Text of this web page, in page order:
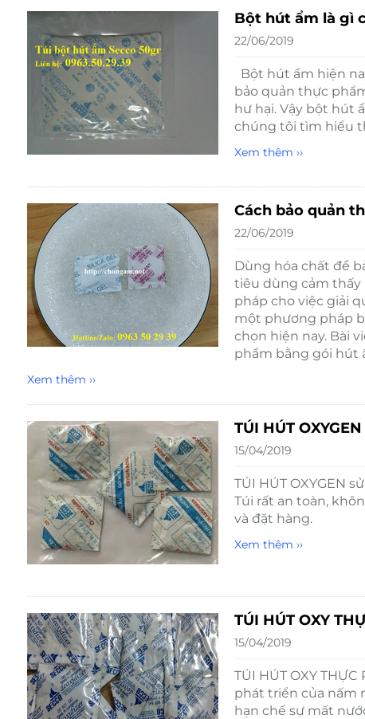
Bột hút ẩm là gì
22/06/2019
Bột hút ẩm hiện
bảo quản thực
hư hại. Vậy bột hút
chúng tôi tìm hiểu
Xem thêm ››
Cách bảo quản
22/06/2019
Dùng hóa chất để
tiêu dùng cảm thấy
pháp cho việc giải
một phương pháp
chọn hiện nay. Bài
phẩm bằng gói hút
Xem thêm ››
TÚI HÚT OXYGEN
15/04/2019
TÚI HÚT OXYGEN
Túi rất an toàn,
và đặt hàng.
Xem thêm ››
TÚI HÚT OXY
15/04/2019
TÚI HÚT OXY
phát triển của nấm
hạn chế sự mất